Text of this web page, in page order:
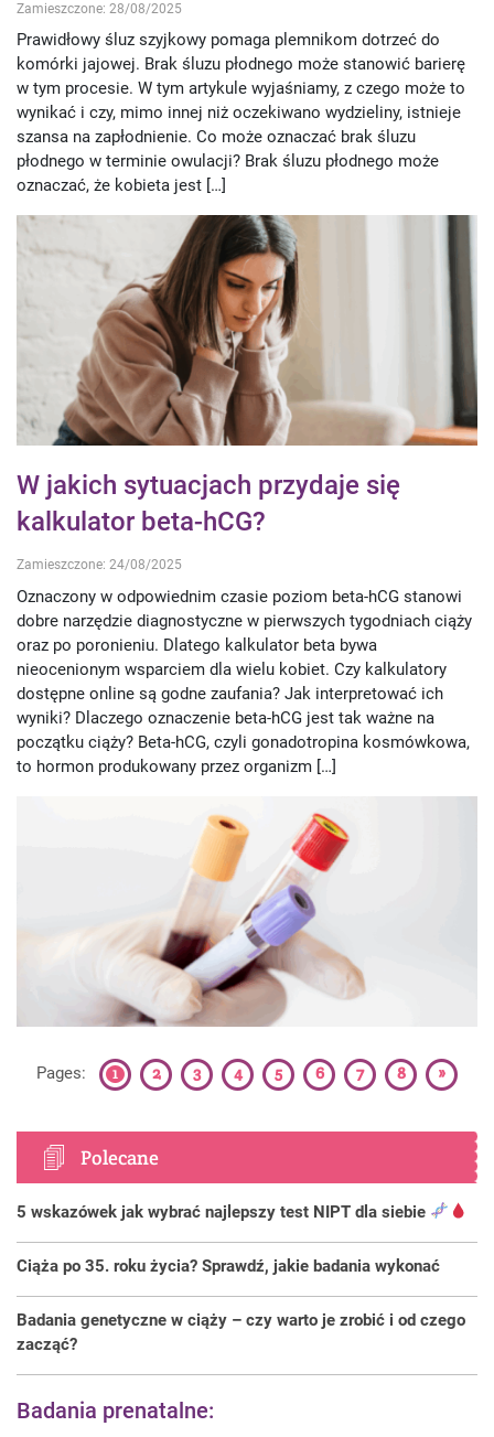
Zamieszczone: 28/08/2025
Prawidłowy śluz szyjkowy pomaga plemnikom dotrzeć do
komórki jajowej. Brak śluzu płodnego może stanowić barierę
w tym procesie. W tym artykule wyjaśniamy, z czego może to
wynikać i czy, mimo innej niż oczekiwano wydzieliny, istnieje
szansa na zapłodnienie. Co może oznaczać brak śluzu
płodnego w terminie owulacji? Brak śluzu płodnego może
oznaczać, że kobieta jest […]
W jakich sytuacjach przydaje się
kalkulator beta-hCG?
Zamieszczone: 24/08/2025
Oznaczony w odpowiednim czasie poziom beta-hCG stanowi
dobre narzędzie diagnostyczne w pierwszych tygodniach ciąży
oraz po poronieniu. Dlatego kalkulator beta bywa
nieocenionym wsparciem dla wielu kobiet. Czy kalkulatory
dostępne online są godne zaufania? Jak interpretować ich
wyniki? Dlaczego oznaczenie beta-hCG jest tak ważne na
początku ciąży? Beta-hCG, czyli gonadotropina kosmówkowa,
to hormon produkowany przez organizm […]
Pages: 1 2 3 4 5 6 7 8 »
Polecane
5 wskazówek jak wybrać najlepszy test NIPT dla siebie
Ciąża po 35. roku życia? Sprawdź, jakie badania wykonać
Badania genetyczne w ciąży – czy warto je zrobić i od czego
zacząć?
Badania prenatalne: